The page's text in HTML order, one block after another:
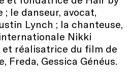
; le danseur, avocat,
Lynch ; la chanteuse,
Nikki
et réalisatrice du film de
Freda, Gessica Généus.